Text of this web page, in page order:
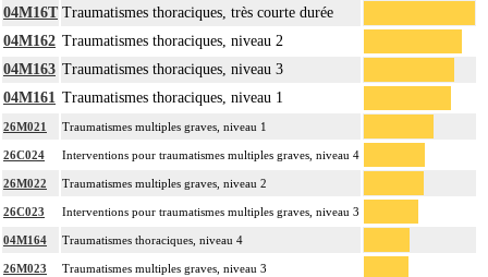
04M16T Traumatismes thoraciques, très courte durée
04M162 Traumatismes thoraciques, niveau 2
04M163 Traumatismes thoraciques, niveau 3
04M161 Traumatismes thoraciques, niveau 1
26M021 Traumatismes multiples graves, niveau 1
26C024 Interventions pour traumatismes multiples graves, niveau 4
26M022 Traumatismes multiples graves, niveau 2
26C023 Interventions pour traumatismes multiples graves, niveau 3
04M164 Traumatismes thoraciques, niveau 4
26M023 Traumatismes multiples graves, niveau 3